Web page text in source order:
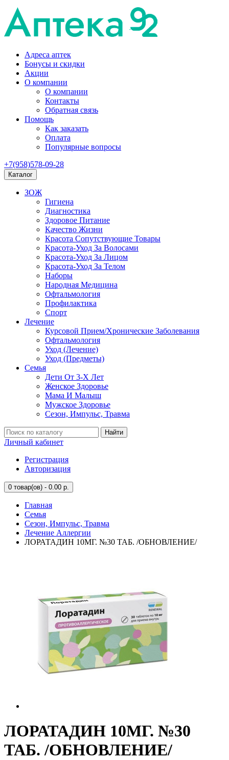
Адреса аптек
Бонусы и скидки
Акции
О компании
О компании
Контакты
Обратная связь
Помощь
Как заказать
Оплата
Популярные вопросы
+7(958)578-09-28
Каталог
ЗОЖ
Гигиена
Диагностика
Здоровое Питание
Качество Жизни
Красота Сопутствующие Товары
Красота-Уход За Волосами
Красота-Уход За Лицом
Красота-Уход За Телом
Наборы
Народная Медицина
Офтальмология
Профилактика
Спорт
Лечение
Курсовой Прием/Хронические Заболевания
Офтальмология
Уход (Лечение)
Уход (Предметы)
Семья
Дети От 3-Х Лет
Женское Здоровье
Мама И Малыш
Мужское Здоровье
Сезон, Импульс, Травма
Найти
Личный кабинет
Регистрация
Авторизация
0 товар(ов) - 0.00 р.
Главная
Семья
Сезон, Импульс, Травма
Лечение Аллергии
ЛОРАТАДИН 10МГ. №30 ТАБ. /ОБНОВЛЕНИЕ/
ЛОРАТАДИН 10МГ. №30
ТАБ. /ОБНОВЛЕНИЕ/